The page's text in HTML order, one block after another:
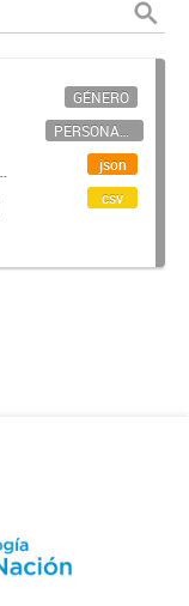
GÉNERO
PERSONAL CIENTÍFICO-TECNOLÓGICO
json
csv